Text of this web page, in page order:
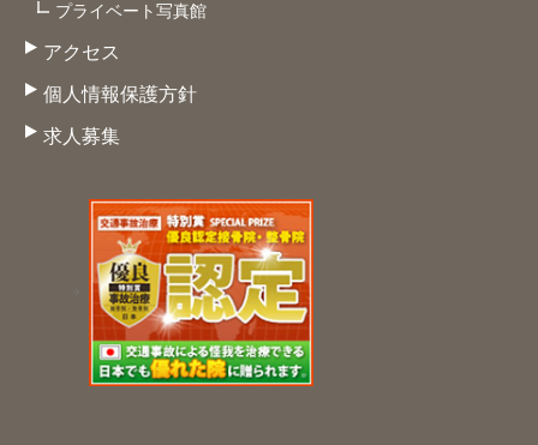
プライベート写真館
アクセス
個人情報保護方針
求人募集